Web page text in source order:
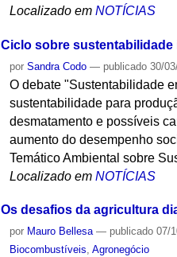
Localizado em NOTÍCIAS
Ciclo sobre
porSandra Codo — publicado 30/
O debate "Sustentabilidade
sustentabilidade para
desmatamento e possíveis
aumento do desempenho
Temático Ambiental sobre
Localizado em NOTÍCIAS
Os desafios da agricultura
por Mauro Bellesa — publicado 07/
Biocombustíveis,Agronegócio